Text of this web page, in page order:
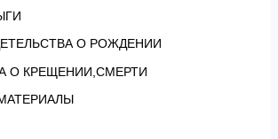
О РОЖДЕНИИ
О КРЕЩЕНИИ,СМЕРТИ